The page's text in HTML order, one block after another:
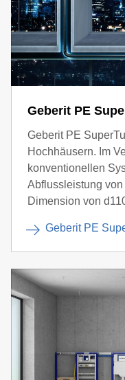
Dies kann zu
Geberit BIM Plug-ins
Geberit PE
Geberit PE
Hochhäusern. Im
konventionellen
Abflussleistung
Dimension von
Geberit PE